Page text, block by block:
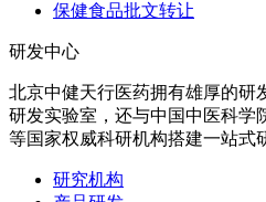
保健食品批文转让
研发中心
北京中健天行医药拥有雄厚的研
研发实验室，还与中国中医科学
等国家权威科研机构搭建一站式
研究机构